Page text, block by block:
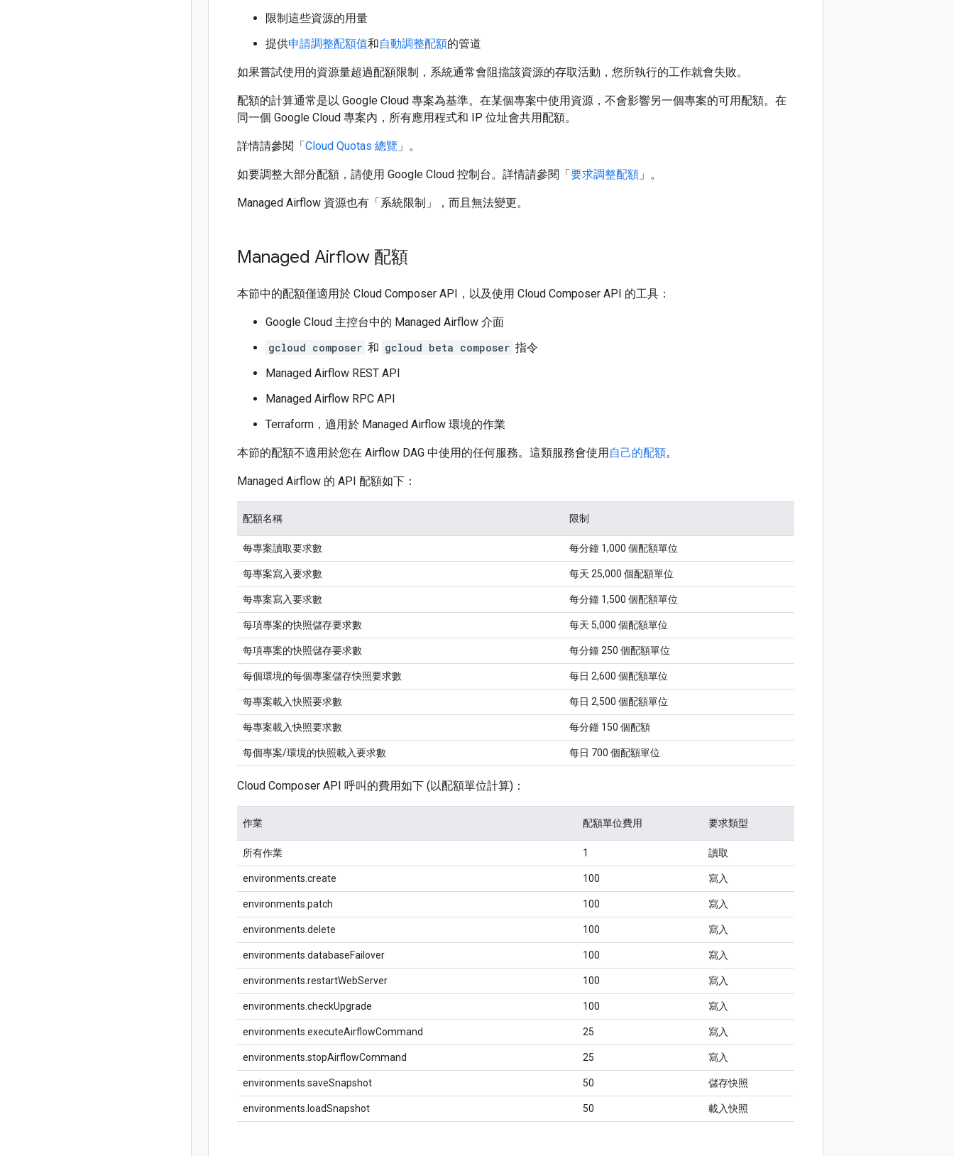
限制這些資源的用量
提供申請調整配額值和自動調整配額的管道
如果嘗試使用的資源量超過配額限制，系統通常會阻擋該資源的存取活動，您所執行的工作就會失敗。
配額的計算通常是以 Google Cloud 專案為基準。在某個專案中使用資源，不會影響另一個專案的可用配額。在
同一個 Google Cloud 專案內，所有應用程式和 IP 位址會共用配額。
詳情請參閱「Cloud Quotas 總覽 」。
如要調整大部分配額，請使用 Google Cloud 控制台。詳情請參閱「要求調整配額 」。
Managed Airflow 資源也有「系統限制」 ，而且無法變更。
Managed Airflow 配額
本節中的配額僅適用於 Cloud Composer API，以及使用 Cloud Composer API 的工具：
Google Cloud 主控台中的 Managed Airflow 介面
gcloud composer 和 gcloud beta composer 指令
Managed Airflow REST API
Managed Airflow RPC API
Terraform，適用於 Managed Airflow 環境的作業
本節的配額不適用於您在 Airflow DAG 中使用的任何服務。這類服務會使用自己的配額。
Managed Airflow 的 API 配額如下：
配額名稱 限制
每專案讀取要求數 每分鐘 1,000 個配額單位
每專案寫入要求數 每天 25,000 個配額單位
每專案寫入要求數 每分鐘 1,500 個配額單位
每項專案的快照儲存要求數 每天 5,000 個配額單位
每項專案的快照儲存要求數 每分鐘 250 個配額單位
每個環境的每個專案儲存快照要求數 每日 2,600 個配額單位
每專案載入快照要求數 每日 2,500 個配額單位
每專案載入快照要求數 每分鐘 150 個配額
每個專案/環境的快照載入要求數 每日 700 個配額單位
Cloud Composer API 呼叫的費用如下 (以配額單位計算)：
作業 配額單位費用 要求類型
所有作業 1 讀取
environments.create 100 寫入
environments.patch 100 寫入
environments.delete 100 寫入
environments.databaseFailover 100 寫入
environments.restartWebServer 100 寫入
environments.checkUpgrade 100 寫入
environments.executeAirflowCommand 25 寫入
environments.stopAirflowCommand 25 寫入
environments.saveSnapshot 50 儲存快照
environments.loadSnapshot 50 載入快照